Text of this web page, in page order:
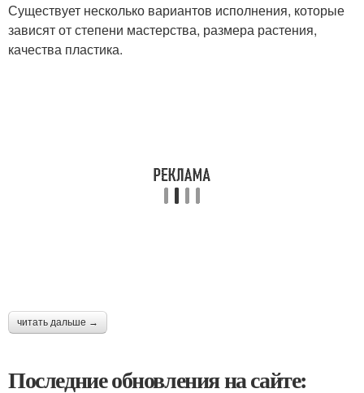
Существует несколько вариантов исполнения, которые
зависят от степени мастерства, размера растения,
качества пластика.
читать дальше →
Последние обновления на сайте: